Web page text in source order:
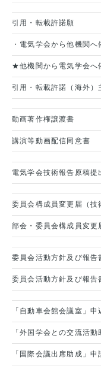
引用・転載許諾願
・電気学会から他機関へ
★他機関から電気学会へ
引用・転載許諾（海外）
動画著作権譲渡書
講演等動画配信同意書
電気学会技術報告原稿提
委員会構成員変更届（技
部会・委員会構成員変更
委員会活動方針及び報告
委員会活動方針及び報告
「自動車会館会議室」申
「外国学会との交流活
「国際会議出席助成」申